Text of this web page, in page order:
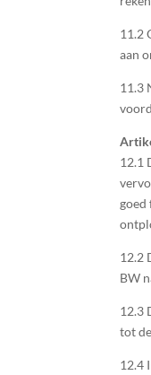
11.2
aan
11.3
12.1
goed
12.2
BW
12.3
tot
12.4